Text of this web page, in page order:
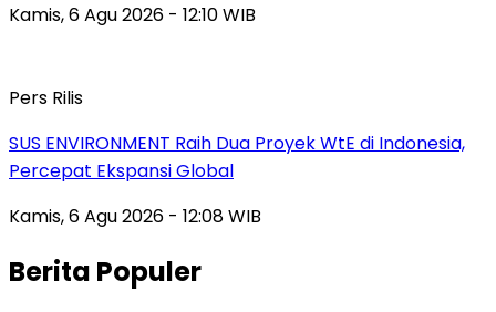
Kamis, 6 Agu 2026 - 12:10 WIB
Pers Rilis
SUS ENVIRONMENT Raih Dua Proyek WtE di Indonesia,
Percepat Ekspansi Global
Kamis, 6 Agu 2026 - 12:08 WIB
Berita Populer